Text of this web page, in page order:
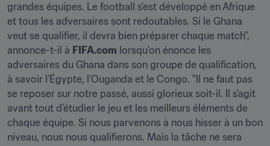
grandes équipes. Le football s’est développé en Afrique
et tous les adversaires sont redoutables. Si le Ghana
veut se qualifier, il devra bien préparer chaque match",
annonce-t-il à FIFA.com lorsqu'on énonce les
adversaires du Ghana dans son groupe de qualification,
à savoir l’Égypte, l’Ouganda et le Congo. "Il ne faut pas
se reposer sur notre passé, aussi glorieux soit-il. Il s'agit
avant tout d'étudier le jeu et les meilleurs éléments de
chaque équipe. Si nous parvenons à nous hisser à un bon
niveau, nous nous qualifierons. Mais la tâche ne sera